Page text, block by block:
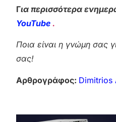
Για περισσότερα
YouTube .
Ποια είναι η γνώμη σας
σας!
Αρθρογράφος: Dimitrios